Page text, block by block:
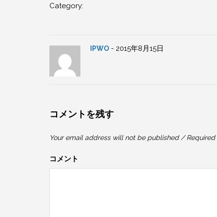
Category:
IPWO - 2015年8月15日
コメントを残す
Your email address will not be published / Required
コメント